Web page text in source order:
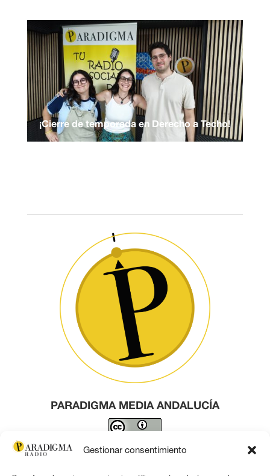
Gestionar consentimiento
¡Cierre de temporada en Derecho a Techo!
PARADIGMA MEDIA ANDALUCÍA
Este obra está bajo una licencia de Creative Commons